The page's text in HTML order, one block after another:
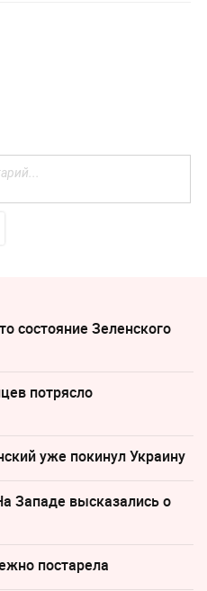
состояние Зеленского
потрясло
уже покинул Украину
Западе высказались о
постарела